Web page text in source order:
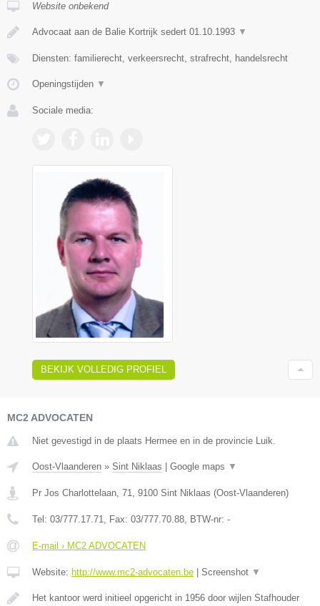
Website onbekend
Advocaat aan de Balie Kortrijk sedert 01.10.1993 ▼
Diensten: familierecht, verkeersrecht, strafrecht, handelsrecht
Openingstijden ▼
Sociale media:
BEKIJK VOLLEDIG PROFIEL
MC2 ADVOCATEN
Niet gevestigd in de plaats Hermee en in de provincie Luik.
Oost-Vlaanderen » Sint Niklaas Google maps ▼
Pr Jos Charlottelaan, 71, 9100 Sint Niklaas (Oost-Vlaanderen)
Tel: 03/777.17.71, Fax: 03/777.70.88, BTW-nr: -
E-mail › MC2 ADVOCATEN
Website: http://www.mc2-advocaten.be Screenshot ▼
Het kantoor werd initieel opgericht in 1956 door wijlen Stafhouder